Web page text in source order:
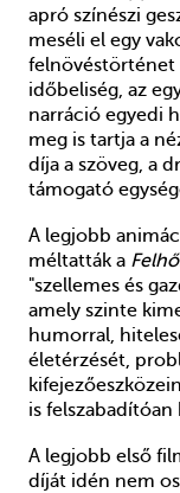
apró színészi
meséli el egy
felnövéstörténet
időbeliség, az
narráció egyedi
meg is tartja a
díja a szöveg, a
támogató
A legjobb
méltatták a
"szellemes és
amely szinte
humorral,
életérzését,
is
A legjobb első
díját idén nem